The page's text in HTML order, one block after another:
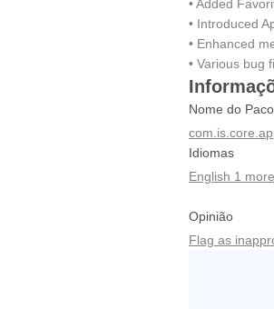
• Added
• Introduced
• Enhanced
• Various bug
Nome do
Idiomas
English 1 more
Opinião
Flag as